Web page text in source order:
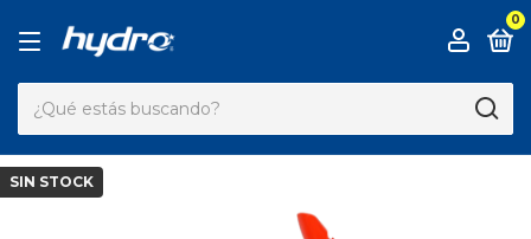
0
SIN STOCK